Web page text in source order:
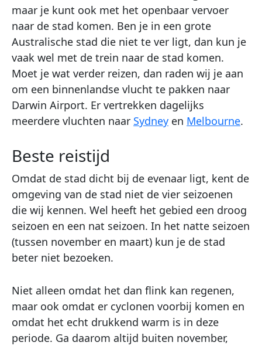
maar je kunt ook met het openbaar vervoer
naar de stad komen. Ben je in een grote
Australische stad die niet te ver ligt, dan kun je
vaak wel met de trein naar de stad komen.
Moet je wat verder reizen, dan raden wij je aan
om een binnenlandse vlucht te pakken naar
Darwin Airport. Er vertrekken dagelijks
meerdere vluchten naar Sydney en Melbourne.
Beste reistijd
Omdat de stad dicht bij de evenaar ligt, kent de
omgeving van de stad niet de vier seizoenen
die wij kennen. Wel heeft het gebied een droog
seizoen en een nat seizoen. In het natte seizoen
(tussen november en maart) kun je de stad
beter niet bezoeken.
Niet alleen omdat het dan flink kan regenen,
maar ook omdat er cyclonen voorbij komen en
omdat het echt drukkend warm is in deze
periode. Ga daarom altijd buiten november,